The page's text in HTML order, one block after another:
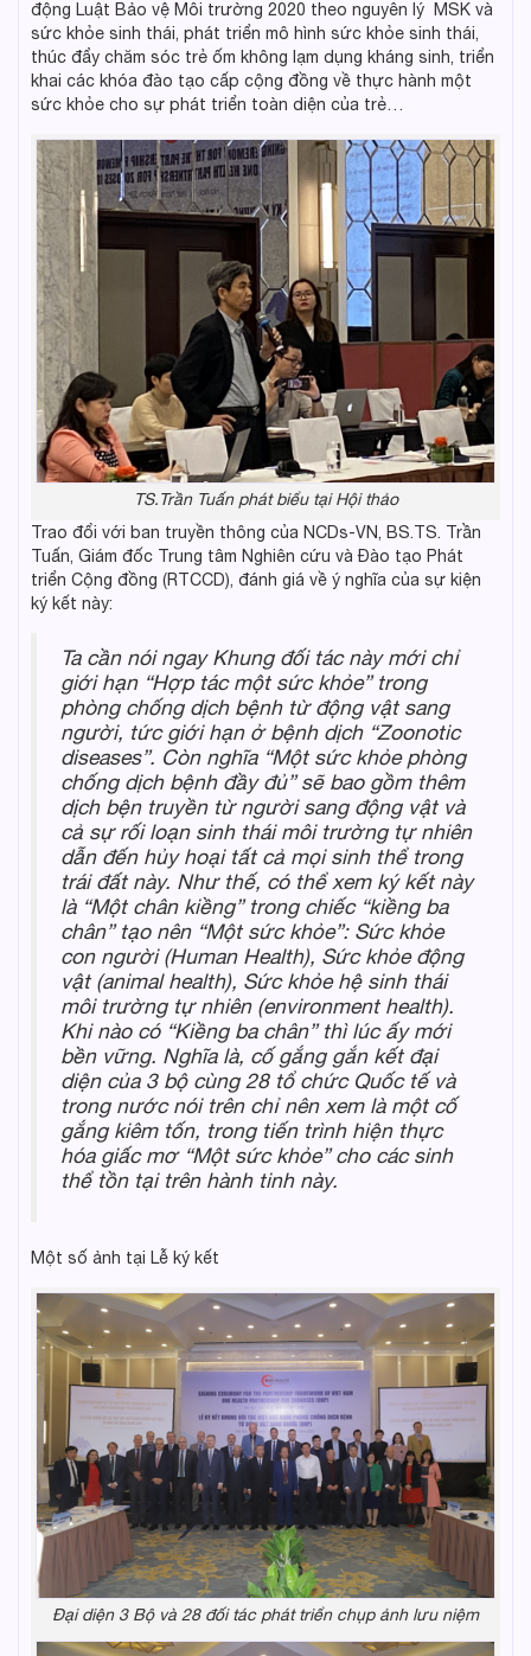
động Luật Bảo vệ Môi trường 2020 theo nguyên lý MSK và
sức khỏe sinh thái, phát triển mô hình sức khỏe sinh thái,
thúc đẩy chăm sóc trẻ ốm không lạm dụng kháng sinh, triển
khai các khóa đào tạo cấp cộng đồng về thực hành một
sức khỏe cho sự phát triển toàn diện của trẻ…
TS.Trần Tuấn phát biểu tại Hội thảo
Trao đổi với ban truyền thông của NCDs-VN, BS.TS. Trần
Tuấn, Giám đốc Trung tâm Nghiên cứu và Đào tạo Phát
triển Cộng đồng (RTCCD), đánh giá về ý nghĩa của sự kiện
ký kết này:
Ta cần nói ngay Khung đối tác này mới chỉ
giới hạn “Hợp tác một sức khỏe” trong
phòng chống dịch bệnh từ động vật sang
người, tức giới hạn ở bệnh dịch “Zoonotic
diseases”. Còn nghĩa “Một sức khỏe phòng
chống dịch bệnh đầy đủ” sẽ bao gồm thêm
dịch bện truyền từ người sang động vật và
cả sự rối loạn sinh thái môi trường tự nhiên
dẫn đến hủy hoại tất cả mọi sinh thể trong
trái đất này. Như thế, có thể xem ký kết này
là “Một chân kiềng” trong chiếc “kiềng ba
chân” tạo nên “Một sức khỏe”: Sức khỏe
con người (Human Health), Sức khỏe động
vật (animal health), Sức khỏe hệ sinh thái
môi trường tự nhiên (environment health).
Khi nào có “Kiềng ba chân” thì lúc ấy mới
bền vững. Nghĩa là, cố gắng gắn kết đại
diện của 3 bộ cùng 28 tổ chức Quốc tế và
trong nước nói trên chỉ nên xem là một cố
gắng kiêm tốn, trong tiến trình hiện thực
hóa giấc mơ “Một sức khỏe” cho các sinh
thể tồn tại trên hành tinh này.
Một số ảnh tại Lễ ký kết
Đại diện 3 Bộ và 28 đối tác phát triển chụp ảnh lưu niệm